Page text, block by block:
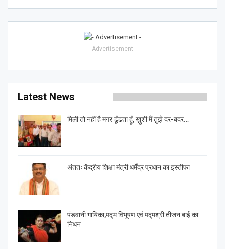
- Advertisement -
Latest News
मिली तो नहीं है मगर ढूँढता हूँ, ख़ुशी मैं तुझे दर-बदर…
अंततः केंद्रीय शिक्षा मंत्री धर्मेंद्र प्रधान का इस्तीफा
पंडवानी गायिका,पद्म विभूषण एवं पद्मश्री तीजन बाई का
निधन